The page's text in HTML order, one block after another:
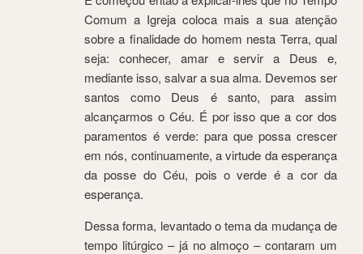
Comum a Igreja coloca mais a sua atenção
sobre a finalidade do homem nesta Terra, qual
seja: conhecer, amar e servir a Deus e,
mediante isso, salvar a sua alma. Devemos ser
santos como Deus é santo, para assim
alcançarmos o Céu. É por isso que a cor dos
paramentos é verde: para que possa crescer
em nós, continuamente, a virtude da esperança
da posse do Céu, pois o verde é a cor da
esperança.
Dessa forma, levantado o tema da mudança de
tempo litúrgico – já no almoço – contaram um